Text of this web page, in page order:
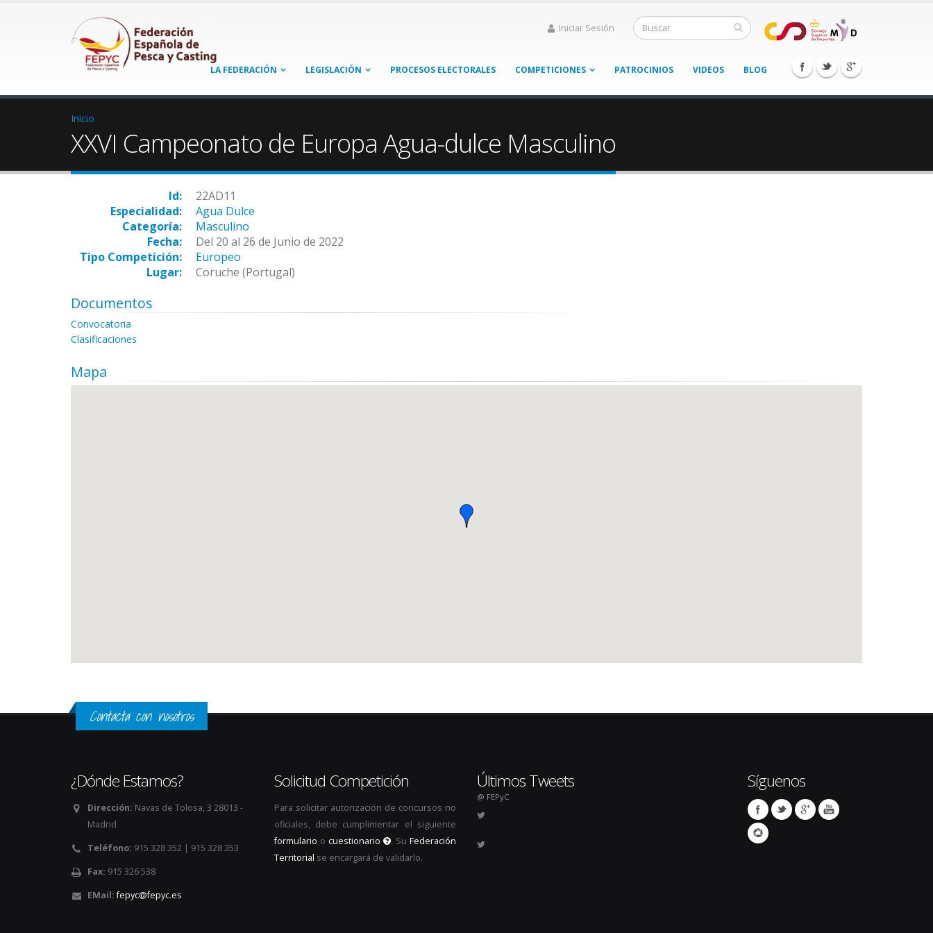
Iniciar Sesión
LA FEDERACIÓN LEGISLACIÓN PROCESOS ELECTORALES COMPETICIONES PATROCINIOS VIDEOS BLOG
Inicio
XXVI Campeonato de Europa Agua-dulce Masculino
Id:
22AD11
Especialidad:
Agua Dulce
Categoría:
Masculino
Fecha:
Del 20 al 26 de Junio de 2022
Tipo Competición:
Europeo
Lugar:
Coruche (Portugal)
Documentos
Convocatoria
Clasificaciones
Mapa
Contacta con nosotros
¿Dónde Estamos?
Dirección: Navas de Tolosa, 3 28013 -
Madrid
Teléfono: 915 328 352 | 915 328 353
Fax: 915 326 538
EMail: fepyc@fepyc.es
Solicitud Competición
Para solicitar autorización de concursos no
oficiales, debe cumplimentar el siguiente
formulario o cuestionario . SuFederación
Territorial se encargará de validarlo.
Últimos Tweets
@ FEPyC
Síguenos